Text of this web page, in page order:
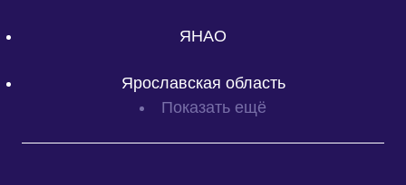
ЯНАО
Ярославская область
Показать ещё